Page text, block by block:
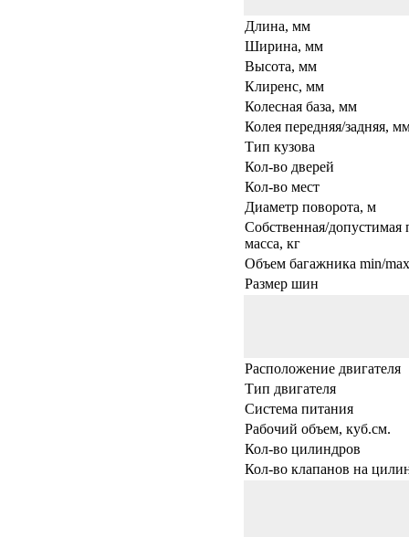
Длина, мм
Ширина, мм
Высота, мм
Клиренс, мм
Колесная база, мм
Колея передняя/задняя,
Тип кузова
Кол-во дверей
Кол-во мест
Диаметр поворота, м
Собственная/допустимая
масса, кг
Объем багажника min/
Размер шин
Расположение двигателя
Тип двигателя
Система питания
Рабочий объем, куб.см.
Кол-во цилиндров
Кол-во клапанов на